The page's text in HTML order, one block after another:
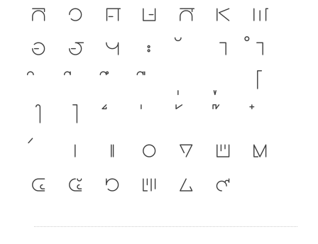
ล
ว ศ ษ ส ห
ฬ
อ
ฮ ฯ ะ า
ำ
โ
ใ
ไ
เ
แ ๐ ๑ ๒
๓
๔
๕ ๖ ๗ ๘ ๙